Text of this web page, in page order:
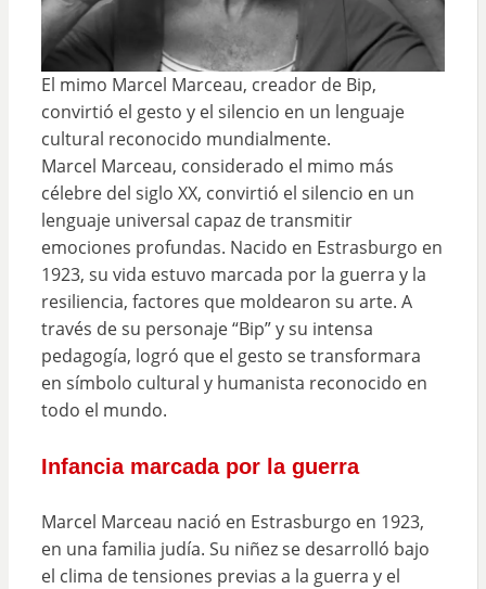
El mimo Marcel Marceau, creador de Bip,
convirtió el gesto y el silencio en un lenguaje
cultural reconocido mundialmente.
Marcel Marceau, considerado el mimo más
célebre del siglo XX, convirtió el silencio en un
lenguaje universal capaz de transmitir
emociones profundas. Nacido en Estrasburgo en
1923, su vida estuvo marcada por la guerra y la
resiliencia, factores que moldearon su arte. A
través de su personaje “Bip” y su intensa
pedagogía, logró que el gesto se transformara
en símbolo cultural y humanista reconocido en
todo el mundo.
Infancia marcada por la guerra
Marcel Marceau nació en Estrasburgo en 1923,
en una familia judía. Su niñez se desarrolló bajo
el clima de tensiones previas a la guerra y el